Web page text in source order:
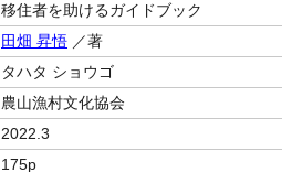
移住者を助けるガイドブック
田畑 昇悟 ／著
タハタ ショウゴ
農山漁村文化協会
2022.3
175p